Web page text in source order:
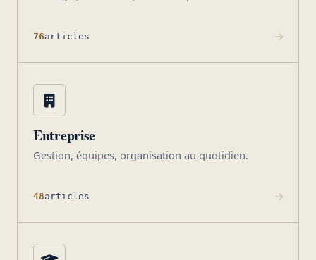
76articles
Entreprise
Gestion, équipes, organisation au quotidien.
48articles